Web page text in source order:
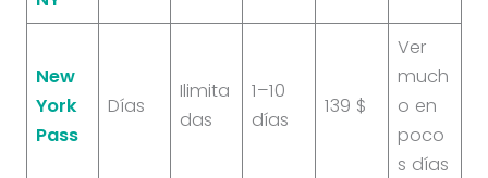
New
York
Pass
Días
Ilimita
das
1–10
días
139 $
Ver
much
o en
poco
s días